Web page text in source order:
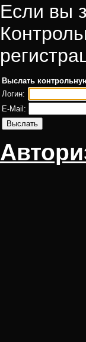
Если вы
Выслать
Логин:
E-Mail: